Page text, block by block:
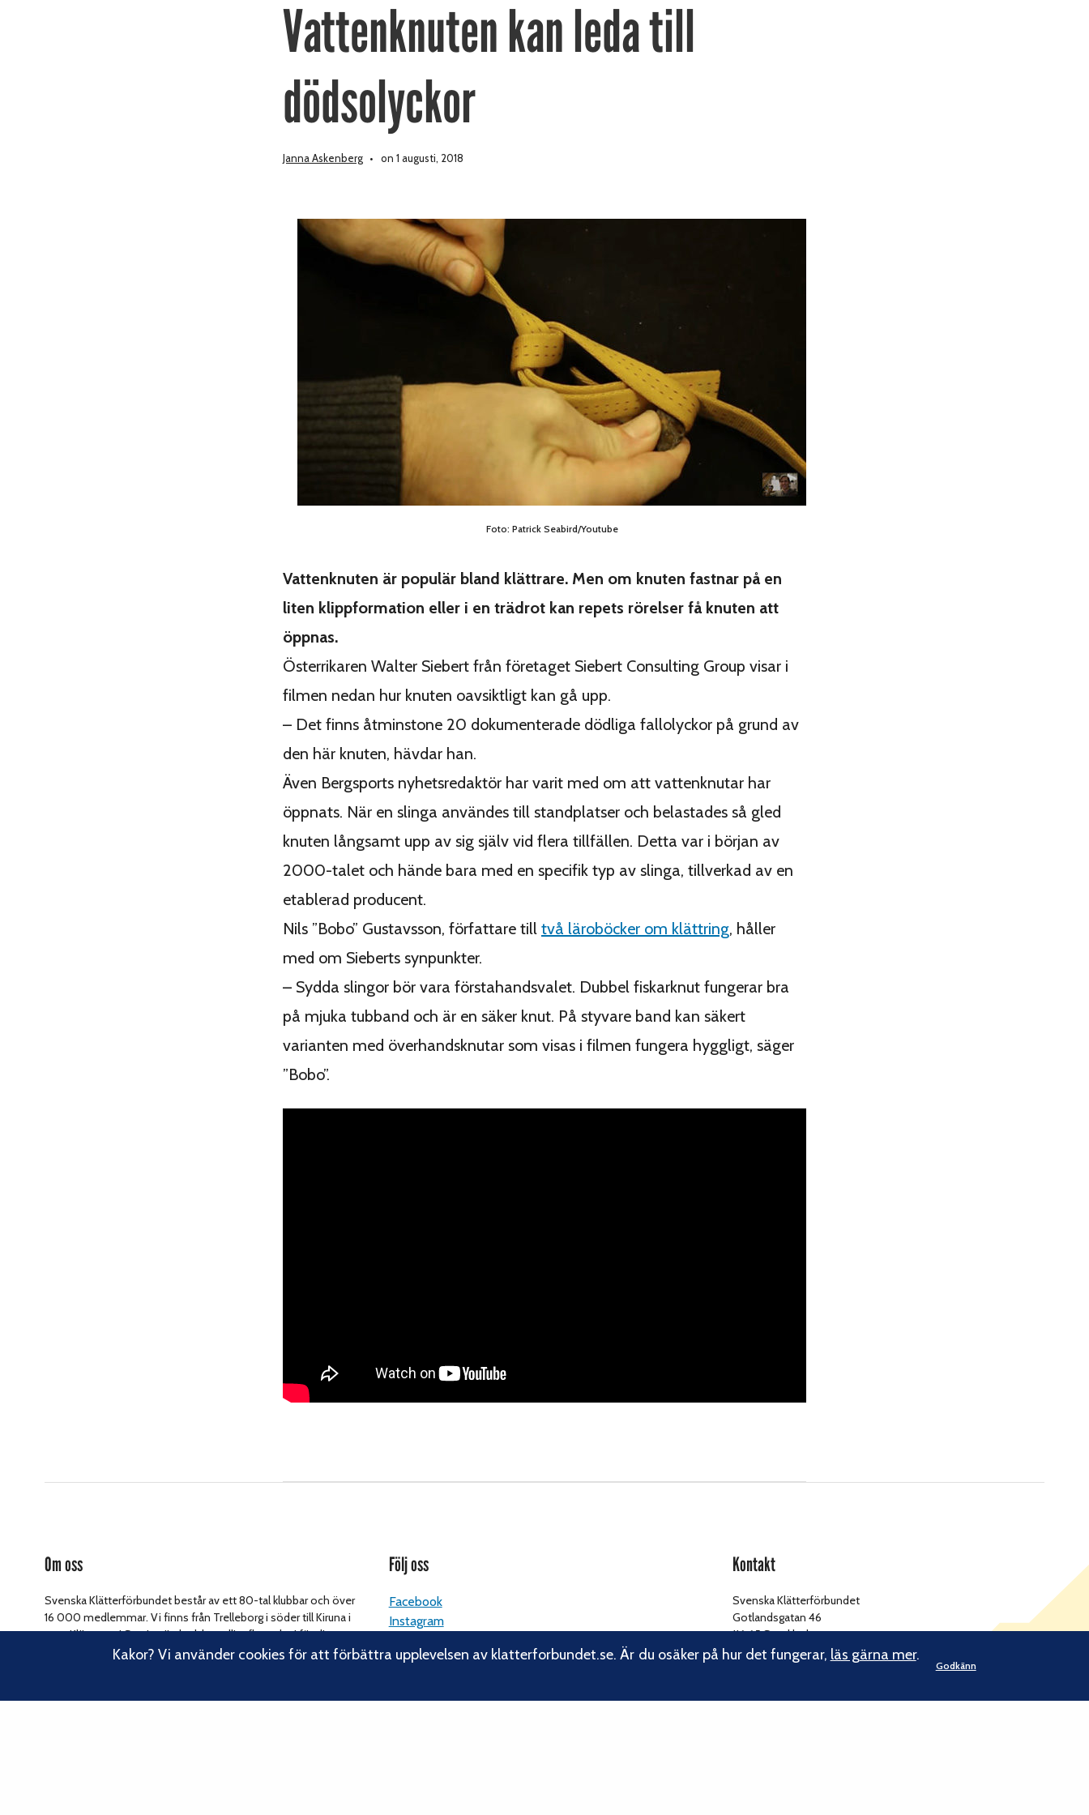
Vattenknuten kan leda till
dödsolyckor
Janna Askenberg on 1 augusti, 2018
Foto: Patrick Seabird/Youtube
Vattenknuten är populär bland klättrare. Men om knuten fastnar på en
liten klippformation eller i en trädrot kan repets rörelser få knuten att
öppnas.
Österrikaren Walter Siebert från företaget Siebert Consulting Group visar i
filmen nedan hur knuten oavsiktligt kan gå upp.
– Det finns åtminstone 20 dokumenterade dödliga fallolyckor på grund av
den här knuten, hävdar han.
Även Bergsports nyhetsredaktör har varit med om att vattenknutar har
öppnats. När en slinga användes till standplatser och belastades så gled
knuten långsamt upp av sig själv vid flera tillfällen. Detta var i början av
2000-talet och hände bara med en specifik typ av slinga, tillverkad av en
etablerad producent.
Nils ”Bobo” Gustavsson, författare till två läroböcker om klättring, håller
med om Sieberts synpunkter.
– Sydda slingor bör vara förstahandsvalet. Dubbel fiskarknut fungerar bra
på mjuka tubband och är en säker knut. På styvare band kan säkert
varianten med överhandsknutar som visas i filmen fungera hyggligt, säger
”Bobo”.
Om oss
Svenska Klätterförbundet består av ett 80-tal klubbar och över
16 000 medlemmar. Vi finns från Trelleborg i söder till Kiruna i
norr. Klättrarna i Sverige är dock betydligt fler och vi för din
talan, oavsett om du är medlem eller inte.Läs om vårt
Följ oss
Facebook
Instagram
Nyhetsbrev
Kontakt
Svenska Klätterförbundet
Gotlandsgatan 46
116 65 Stockholm
kansliet@klatterforbundet.rf.se
Kakor? Vi använder cookies för att förbättra upplevelsen av klatterforbundet.se. Är du osäker på hur det fungerar, läs gärna mer.
Godkänn